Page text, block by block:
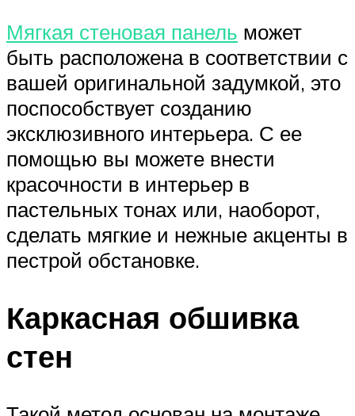
Мягкая стеновая панель может
быть расположена в соответствии с
вашей оригинальной задумкой, это
поспособствует созданию
эксклюзивного интерьера. С ее
помощью вы можете внести
красочности в интерьер в
пастельных тонах или, наоборот,
сделать мягкие и нежные акценты в
пестрой обстановке.
Каркасная обшивка
стен